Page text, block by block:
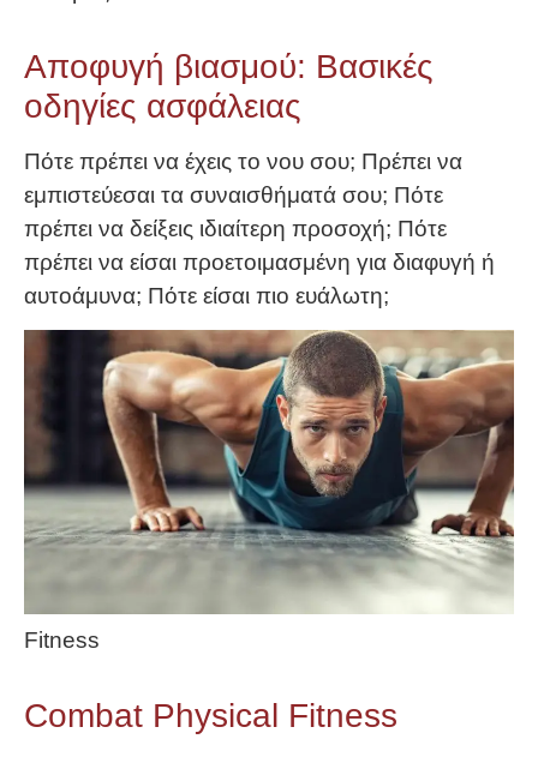
Αποφυγή βιασμού: Βασικές
οδηγίες ασφάλειας
Πότε πρέπει να έχεις το νου σου; Πρέπει να
εμπιστεύεσαι τα συναισθήματά σου; Πότε
πρέπει να δείξεις ιδιαίτερη προσοχή; Πότε
πρέπει να είσαι προετοιμασμένη για διαφυγή ή
αυτοάμυνα; Πότε είσαι πιο ευάλωτη;
Fitness
Combat Physical Fitness